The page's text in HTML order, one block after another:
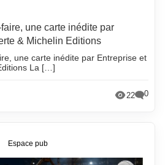
une carte inédite par
& Michelin Editions
une carte inédite par Entreprise et
La […]
22 0
Espace pub